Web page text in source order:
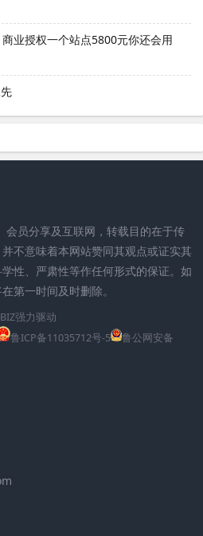
业授权一个站点5800元你还会用
员分享及互联网，转载目的在于传
不意味着本网站赞同其观点或证实其
性、严肃性等作任何形式的保证。如
第一时间及时删除。
强力驱动
鲁ICP备11035712号-5
鲁公网安备